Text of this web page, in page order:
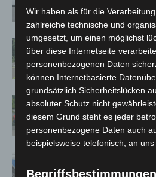
Spanien zurück
Brand im „Haus
Region
Notfallsanitäter
Kreuz
A7 – Polizei
Wir haben als für die
zahlreiche technische und
umgesetzt, um einen möglichst
über diese Internetseite
personenbezogenen Daten
können Internetbasierte
grundsätzlich Sicherheitslücken
absoluter Schutz nicht
diesem Grund steht es jeder
personenbezogene Daten auch
beispielsweise telefonisch, an uns
Begriffsbestimmungen